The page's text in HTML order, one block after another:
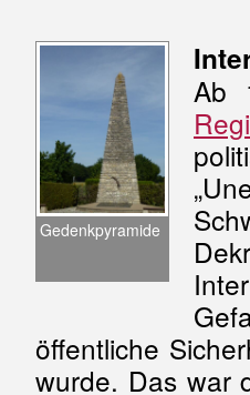
Gedenkpyramide
Ab
öffentliche
wurde. Das war